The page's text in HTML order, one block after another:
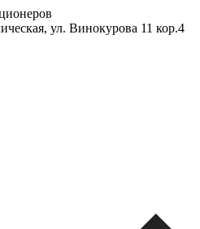
ул. Винокурова 11 кор.4